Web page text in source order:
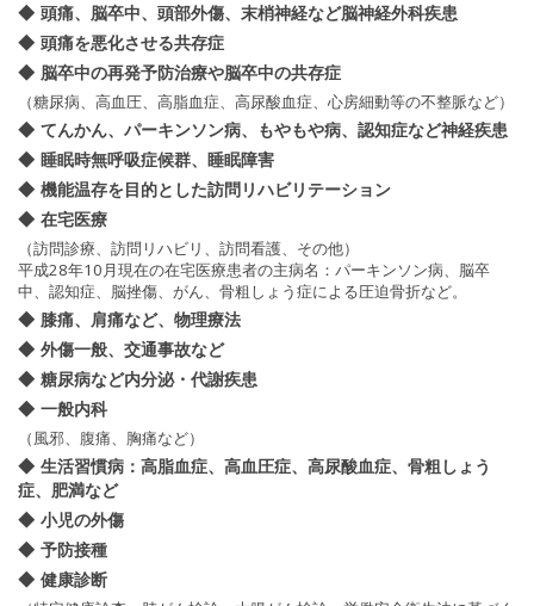
頭痛、脳卒中、頭部外傷、末梢神経など脳神経外科疾患
頭痛を悪化させる共存症
脳卒中の再発予防治療や脳卒中の共存症
（糖尿病、高血圧、高脂血症、高尿酸血症、心房細動等の不整脈など）
てんかん、パーキンソン病、もやもや病、認知症など神経疾患
睡眠時無呼吸症候群、睡眠障害
機能温存を目的とした訪問リハビリテーション
在宅医療
（訪問診療、訪問リハビリ、訪問看護、その他）
平成28年10月現在の在宅医療患者の主病名：パーキンソン病、脳卒
中、認知症、脳挫傷、がん、骨粗しょう症による圧迫骨折など。
膝痛、肩痛など、物理療法
外傷一般、交通事故など
糖尿病など内分泌・代謝疾患
一般内科
（風邪、腹痛、胸痛など）
生活習慣病：高脂血症、高血圧症、高尿酸血症、骨粗しょう
症、肥満など
小児の外傷
予防接種
健康診断